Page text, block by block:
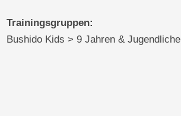
Trainingsgruppen:
Bushido Kids > 9 Jahren & Jugendliche